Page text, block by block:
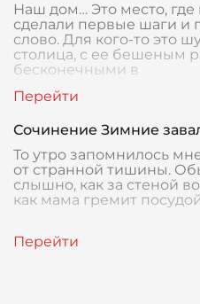
Наш дом… Это место,
сделали первые шаги и
слово. Для кого-то это
столица, с ее бешеным
бесконечными в
Сочинение Зимние
То утро запомнилось
от странной тишины.
слышно, как за стеной
как мама гремит